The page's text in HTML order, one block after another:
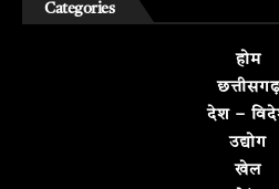
Categories
होम
छत्तीसगढ़
देश –
उद्योग
खेल